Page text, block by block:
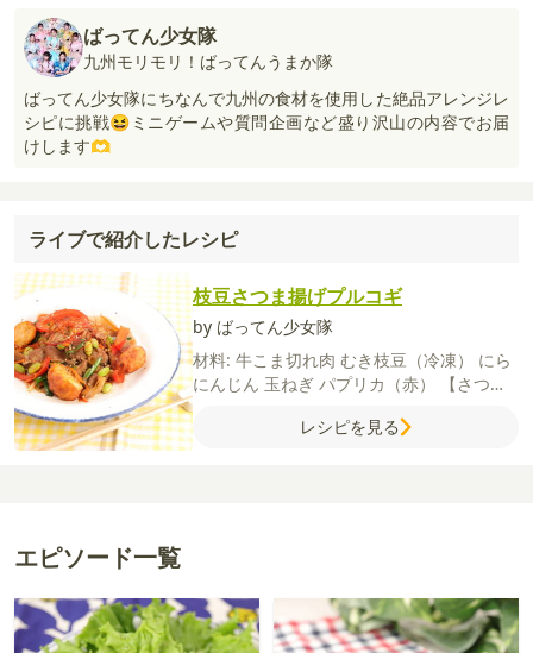
ばってん少女隊
九州モリモリ！ばってんうまか隊
ばってん少女隊にちなんで九州の食材を使用した絶品アレンジレ
シピに挑戦😆ミニゲームや質問企画など盛り沢山の内容でお届
けします🫶
ライブで紹介したレシピ
枝豆さつま揚げプルコギ
by ばってん少女隊
材料: 牛こま切れ肉 むき枝豆（冷凍） にら
にんじん 玉ねぎ パプリカ（赤）
【さつま
片栗粉塩サラダ油
レシピを見る
エピソード一覧